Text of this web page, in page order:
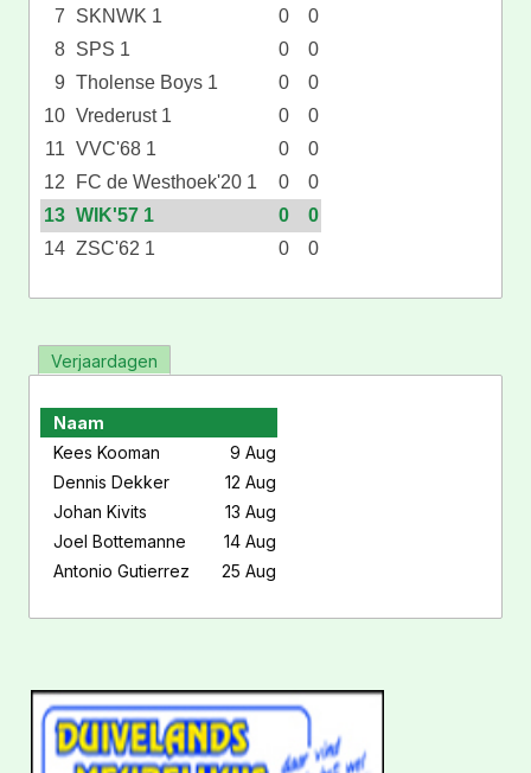
7
SKNWK 1 0
0
8 SPS 1 0
0
9 Tholense Boys 1 0
0
10 Vrederust 1 0
0
11 VVC'68 1 0
0
12
FC de Westhoek'20 1 0
0
13 WIK'57 1 0
0
14 ZSC'62 1 0 0
Verjaardagen
Naam
Kees Kooman
9 Aug
Dennis Dekker
12 Aug
Johan Kivits
13 Aug
Joel Bottemanne
14 Aug
Antonio Gutierrez
25 Aug